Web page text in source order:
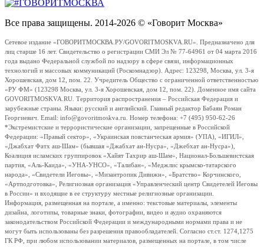
Все права защищены. 2014-2026 © «Говорит Москва»
Сетевое издание «ГОВОРИТМОСКВА.РУ/GOVORITMOSKVA.RU». Предназначено для
лиц старше 16 лет. Свидетельство о регистрации СМИ Эл № 77-64961 от 04 марта 2016
года выдано Федеральной службой по надзору в сфере связи, информационных
технологий и массовых коммуникаций (Роскомнадзор). Адрес: 123298, Москва, ул. 3-я
Хорошевская, дом 12, пом. 22. Учредитель Общество с ограниченной ответственностью
«РУ ФМ» (123298 Москва, ул. 3-я Хорошевская, дом 12, пом. 22). Доменное имя сайта
GOVORITMOSKVA.RU. Территория распространения – Российская Федерация и
зарубежные страны. Языки: русский и английский. Главный редактор Бабаян Роман
Георгиевич. Email: info@govoritmoskva.ru. Номер телефона: +7 (495) 950-62-26
*Экстремистские и террористические организации, запрещенные в Российской
Федерации: «Правый сектор», «Украинская повстанческая армия» (УПА), «ИГИЛ»,
«Джабхат Фатх аш-Шам» (бывшая «Джабхат ан-Нусра», «Джебхат ан-Нусра»),
Коалиция исламских группировок «Хайят Тахрир аш-Шам», Национал-Большевистская
партия, «Аль-Каида», «УНА-УНСО», «Талибан», «Меджлис крымско-татарского
народа», «Свидетели Иеговы», «Мизантропик Дивижн», «Братство» Корчинского,
«Артподготовка», Религиозная организация «Управленческий центр Свидетелей Иеговы
в России» и входящие в ее структуру местные религиозные организации.
Информация, размещенная на портале, а именно: текстовые материалы, элементы
дизайна, логотипы, товарные знаки, фотографии, видео и аудио охраняются
законодательством Российской Федерации и международными нормами права и не
могут быть использованы без разрешения правообладателей. Согласно ст.ст. 1274,1275
ГК РФ, при любом использовании материалов, размещенных на портале, в том числе